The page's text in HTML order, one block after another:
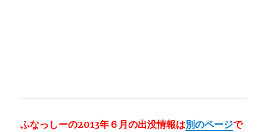
ふなっしーの2013年６月の出没情報は別のページで